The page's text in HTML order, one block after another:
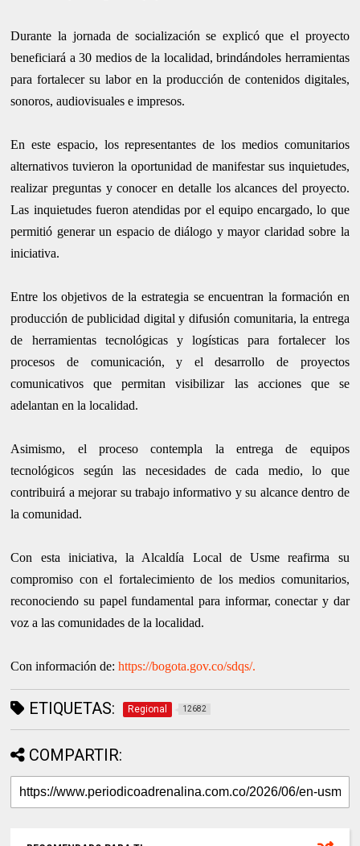
Durante la jornada de socialización se explicó que el proyecto
beneficiará a 30 medios de la localidad, brindándoles herramientas
para fortalecer su labor en la producción de contenidos digitales,
sonoros, audiovisuales e impresos.
En este espacio, los representantes de los medios comunitarios
alternativos tuvieron la oportunidad de manifestar sus inquietudes,
realizar preguntas y conocer en detalle los alcances del proyecto.
Las inquietudes fueron atendidas por el equipo encargado, lo que
permitió generar un espacio de diálogo y mayor claridad sobre la
iniciativa.
Entre los objetivos de la estrategia se encuentran la formación en
producción de publicidad digital y difusión comunitaria, la entrega
de herramientas tecnológicas y logísticas para fortalecer los
procesos de comunicación, y el desarrollo de proyectos
comunicativos que permitan visibilizar las acciones que se
adelantan en la localidad.
Asimismo, el proceso contempla la entrega de equipos
tecnológicos según las necesidades de cada medio, lo que
contribuirá a mejorar su trabajo informativo y su alcance dentro de
la comunidad.
Con esta iniciativa, la Alcaldía Local de Usme reafirma su
compromiso con el fortalecimiento de los medios comunitarios,
reconociendo su papel fundamental para informar, conectar y dar
voz a las comunidades de la localidad.
Con información de:https://bogota.gov.co/sdqs/.
ETIQUETAS: Regional 12682
COMPARTIR: